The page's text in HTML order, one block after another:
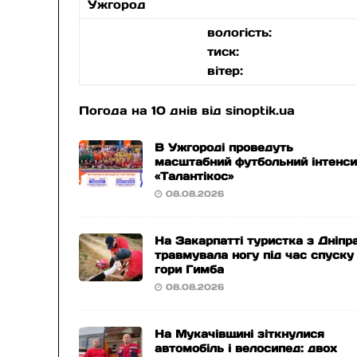
Ужгород
вологість:
тиск:
вітер:
Погода на 10 днів відsinoptik.ua
В Ужгороді проведуть
масштабний футбольний
«Талантікос»
08.08.2026
На Закарпатті туристка з
травмувала ногу під час спуску
гори Гимба
08.08.2026
На Мукачівщині зіткнулися
автомобіль і велосипед: двох